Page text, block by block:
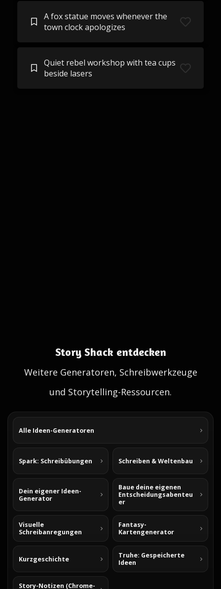
A fox statue moves whenever the
town clock apologizes
Quiet rebel workshop with tea cups
beside lasers
Story Shack entdecken
Weitere Generatoren, Schreibwerkzeuge
und Storytelling-Ressourcen.
Alle Ideen-Generatoren
Spark: Schreibübungen Schreiben & Weltenbau
Dein eigener Ideen-
Generator
Baue deine eigenen
Entscheidungsabenteu
er
Visuelle
Schreibanregungen
Fantasy-
Kartengenerator
Kurzgeschichte
Truhe: Gespeicherte
Ideen
Story-Notizen (Chrome-